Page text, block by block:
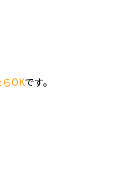
OKです。